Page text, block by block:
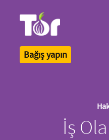
Bağış yapın
İş